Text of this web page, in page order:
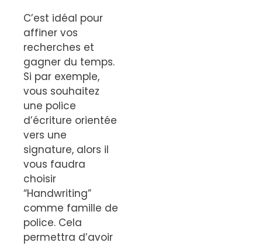
C’est idéal pour
affiner vos
recherches et
gagner du temps.
Si par exemple,
vous souhaitez
une police
d’écriture orientée
vers une
signature, alors il
vous faudra
choisir
“Handwriting”
comme famille de
police. Cela
permettra d’avoir